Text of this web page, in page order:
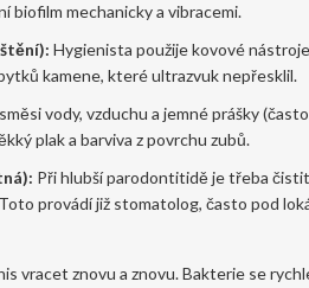
biofilm mechanicky a vibracemi.
Hygienista použije kovové nástroje
kamene, které ultrazvuk nepřesklil.
vody, vzduchu a jemné prášky (často
plak a barviva z povrchu zubů.
Při hlubší parodontitidě je třeba
provádí již stomatolog, často pod
vracet znovu a znovu. Bakterie se